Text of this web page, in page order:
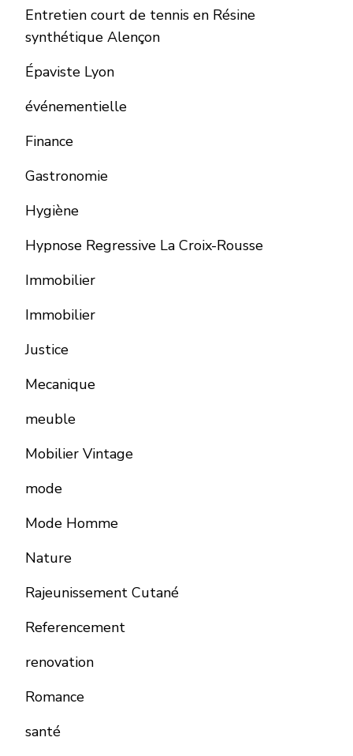
Entretien court de tennis en Résine
synthétique Alençon
Épaviste Lyon
événementielle
Finance
Gastronomie
Hygiène
Hypnose Regressive La Croix-Rousse
Immobilier
Immobilier
Justice
Mecanique
meuble
Mobilier Vintage
mode
Mode Homme
Nature
Rajeunissement Cutané
Referencement
renovation
Romance
santé